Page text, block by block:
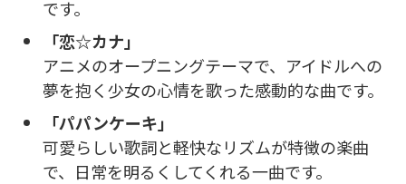
です。
「恋☆カナ」
アニメのオープニングテーマで、アイドルへの
夢を抱く少女の心情を歌った感動的な曲です。
「パパンケーキ」
可愛らしい歌詞と軽快なリズムが特徴の楽曲
で、日常を明るくしてくれる一曲です。